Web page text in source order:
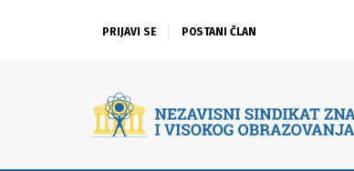
PRIJAVI SE POSTANI ČLAN